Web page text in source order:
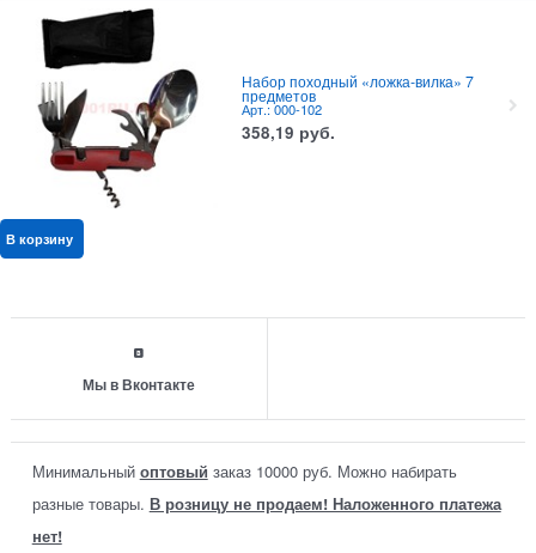
Набор походный «ложка-вилка» 7
предметов
Арт.: 000-102
358,19 руб.
В корзину
Мы в Вконтакте
Минимальный оптовый заказ 10000 руб. Можно набирать
разные товары. В розницу не продаем! Наложенного платежа
нет!